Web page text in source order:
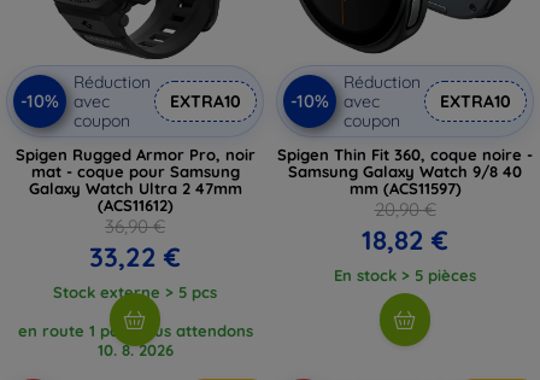
-10%
Réduction
avec
coupon
EXTRA10
Spigen Rugged Armor Pro, noir
mat - coque pour Samsung
Galaxy Watch Ultra 2 47mm
(ACS11612)
36,90 €
33,22 €
Stock externe > 5 pcs
en route 1 pcs, nous attendons
10. 8. 2026
-10%
Réduction
avec
coupon
EXTRA10
Spigen Thin Fit 360, coque noire -
Samsung Galaxy Watch 9/8 40
mm (ACS11597)
20,90 €
18,82 €
En stock > 5 pièces